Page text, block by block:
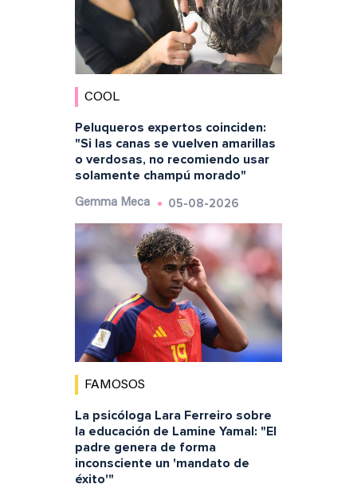
COOL
Peluqueros expertos coinciden:
"Si las canas se vuelven amarillas
o verdosas, no recomiendo usar
solamente champú morado"
Gemma Meca 05-08-2026
FAMOSOS
La psicóloga Lara Ferreiro sobre
la educación de Lamine Yamal: "El
padre genera de forma
inconsciente un 'mandato de
éxito'"